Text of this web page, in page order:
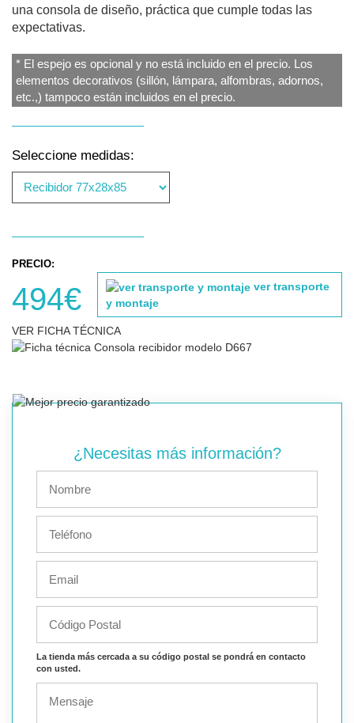
una consola de diseño, práctica que cumple todas las
expectativas.
* El espejo es opcional y no está incluido en el precio. Los
elementos decorativos (sillón, lámpara, alfombras, adornos,
etc.,) tampoco están incluidos en el precio.
Seleccione medidas:
PRECIO:
494€
ver transporte
y montaje
VER FICHA TÉCNICA
¿Necesitas más información?
La tienda más cercada a su código postal se pondrá en contacto
con usted.